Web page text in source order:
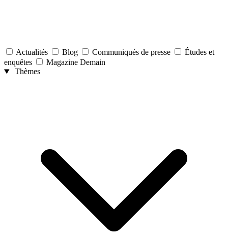
Actualités Blog Communiqués de presse
Études et
enquêtes
Magazine Demain
Thèmes